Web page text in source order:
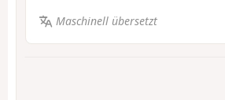
Maschinell übersetzt